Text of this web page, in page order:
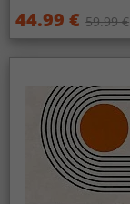
44.99 € 59.99 €